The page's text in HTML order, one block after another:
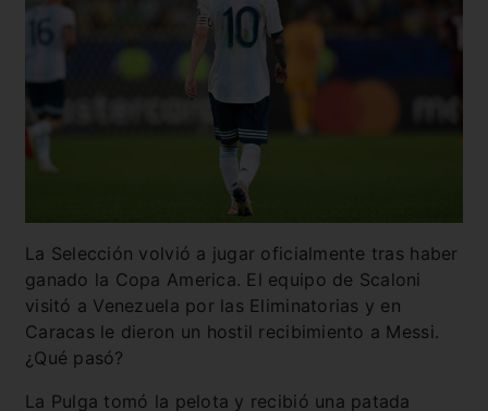
La Selección volvió a jugar oficialmente tras haber
ganado la Copa America. El equipo de Scaloni
visitó a Venezuela por las Eliminatorias y en
Caracas le dieron un hostil recibimiento a Messi.
¿Qué pasó?
La Pulga tomó la pelota y recibió una patada